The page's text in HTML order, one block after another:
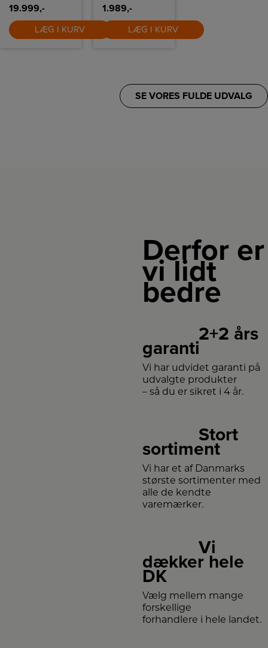
madlavning og
komplementere
din
køkkenindretning.
19.999,-
LÆG I KURV
1.989,-
LÆG I KURV
SE VORES FULDE UDVALG
Derfor er
vi lidt
bedre
2+2 års
garanti
Vi har udvidet garanti på
udvalgte produkter
– så du er sikret i 4 år.
Stort
sortiment
Vi har et af Danmarks
største sortimenter med
alle de kendte
varemærker.
Vi
dækker hele
DK
Vælg mellem mange
forskellige
forhandlere i hele landet.